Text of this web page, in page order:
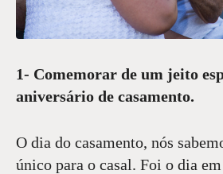
1- Comemorar de um jeito
aniversário de casamento.
O dia do casamento, nós
único para o casal. Foi o dia em